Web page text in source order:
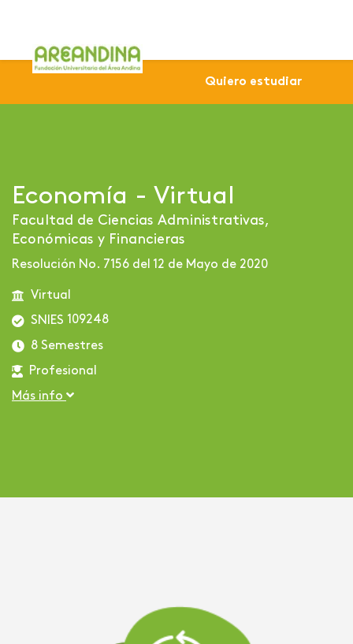
Virtuales Economía - Virtual
Economía - Virtual
Facultad de Ciencias Administrativas,
Económicas y Financieras
Resolución No. 7156 del 12 de Mayo de 2020
Virtual
SNIES 109248
8 Semestres
Profesional
Más info
Quiero estudiar